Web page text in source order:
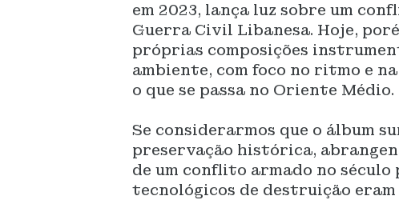
em 2023, lança luz sobre um
Guerra Civil Libanesa. Hoje,
próprias composições
ambiente, com foco no ritmo e
o que se passa no Oriente Médio.
Se considerarmos que o álbum
preservação histórica,
de um conflito armado no século
tecnológicos de destruição eram